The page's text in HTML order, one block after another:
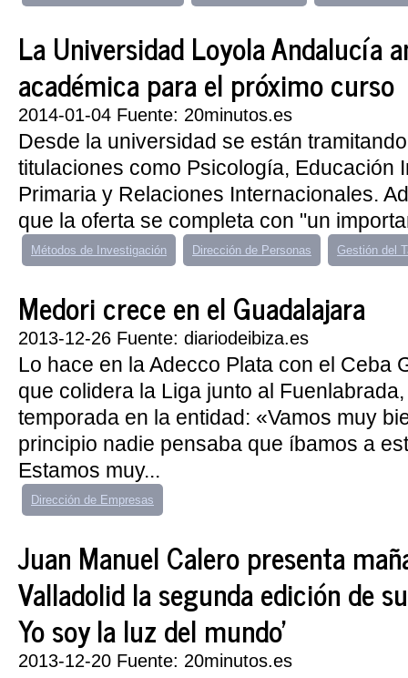
La Universidad Loyola Andalucía
académica para el próximo curso
2014-01-04 Fuente: 20minutos.es
Desde la universidad se están
titulaciones como Psicología, Educación
Primaria y Relaciones Internacionales.
que la oferta se completa con "un
Métodos de Investigación Dirección de Personas Gestión del
Medori crece en el Guadalajara
2013-12-26 Fuente: diariodeibiza.es
Lo hace en la Adecco Plata con el Ceba
que colidera la Liga junto al
temporada en la entidad: «Vamos muy
principio nadie pensaba que íbamos a
Estamos muy...
Dirección de Empresas
Juan Manuel Calero presenta
Valladolid la segunda edición de
Yo soy la luz del mundo'
2013-12-20 Fuente: 20minutos.es